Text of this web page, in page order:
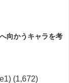
向かうキャラを考
(1,672)